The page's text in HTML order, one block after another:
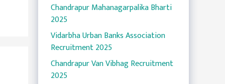
Chandrapur Mahanagarpalika Bharti
2025
Vidarbha Urban Banks Association
Recruitment 2025
Chandrapur Van Vibhag Recruitment
2025